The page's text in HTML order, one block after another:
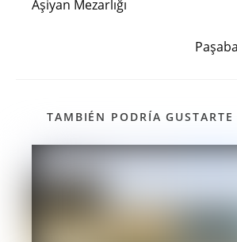
artículos
Aşiyan Mezarlığı
TAMBIÉN PODRÍA GUSTARTE